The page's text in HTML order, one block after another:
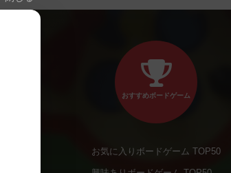
おすすめボードゲーム
お気に入りボードゲーム TOP50